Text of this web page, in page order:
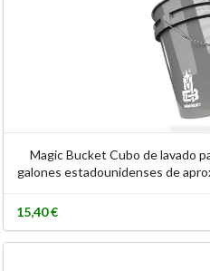
Magic Bucket Cubo de lavado
galones estadounidenses de
15,40 €